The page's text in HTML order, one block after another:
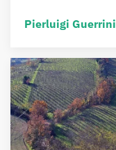
Pierluigi Guerrini